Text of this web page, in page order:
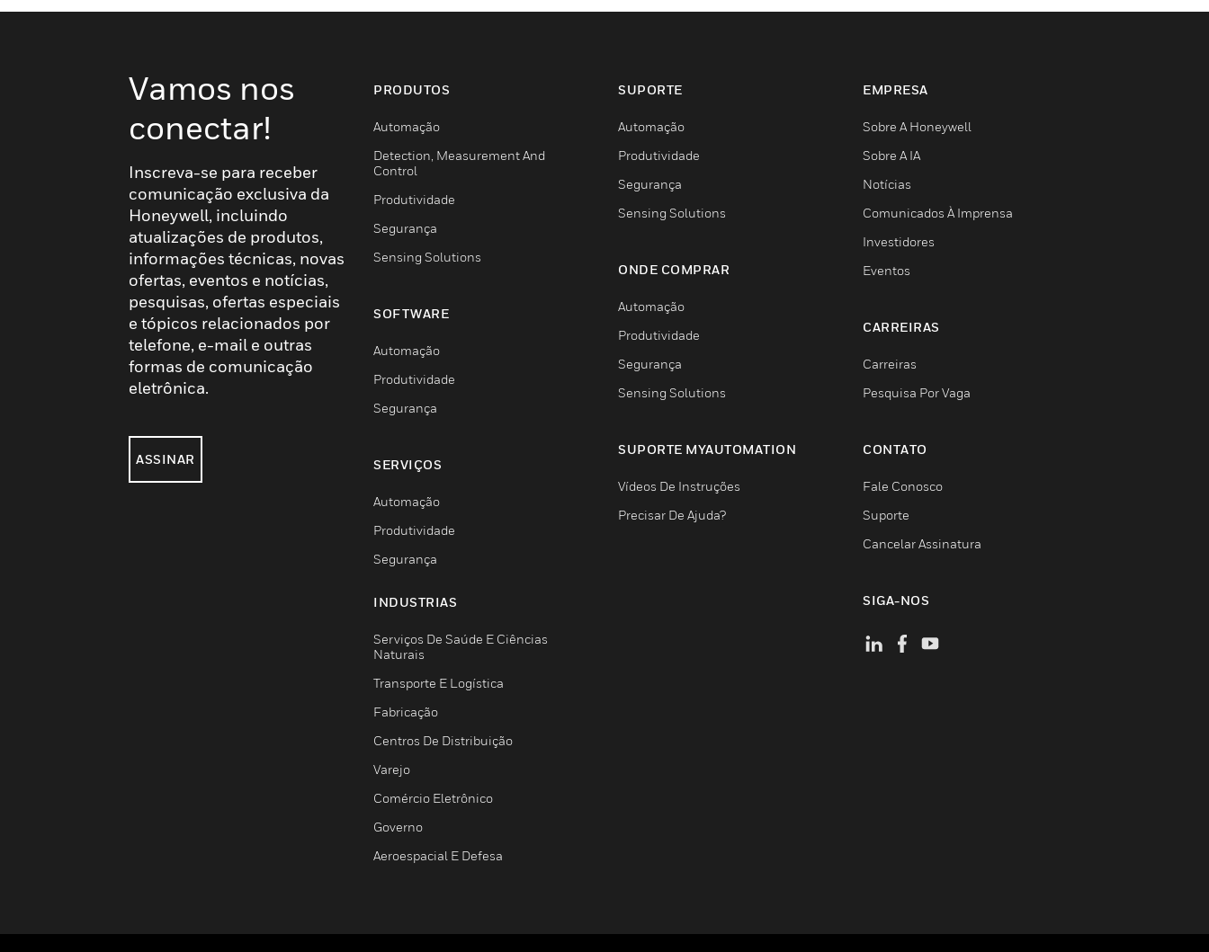
Vamos nos
conectar!
Inscreva-se para receber
comunicação exclusiva da
Honeywell, incluindo
atualizações de produtos,
informações técnicas, novas
ofertas, eventos e notícias,
pesquisas, ofertas especiais
e tópicos relacionados por
telefone, e-mail e outras
formas de comunicação
eletrônica.
ASSINAR
PRODUTOS
Automação
Detection, Measurement And
Control
Produtividade
Segurança
Sensing Solutions
SOFTWARE
Automação
Produtividade
Segurança
SERVIÇOS
Automação
Produtividade
Segurança
INDUSTRIAS
Serviços De Saúde E Ciências
Naturais
Transporte E Logística
Fabricação
Centros De Distribuição
Varejo
Comércio Eletrônico
Governo
Aeroespacial E Defesa
SUPORTE
Automação
Produtividade
Segurança
Sensing Solutions
ONDE COMPRAR
Automação
Produtividade
Segurança
Sensing Solutions
SUPORTE MYAUTOMATION
Vídeos De Instruções
Precisar De Ajuda?
EMPRESA
Sobre A Honeywell
Sobre A IA
Notícias
Comunicados À Imprensa
Investidores
Eventos
CARREIRAS
Carreiras
Pesquisa Por Vaga
CONTATO
Fale Conosco
Suporte
Cancelar Assinatura
SIGA-NOS